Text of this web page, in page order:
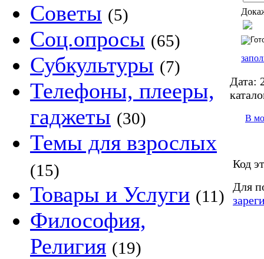
Советы (5)
Соц.опросы (65)
Субкультуры (7)
Телефоны, плееры,
гаджеты (30)
Темы для взрослых
(15)
Товары и Услуги (11)
Философия,
Религия (19)
Дата:
В
Код
Для